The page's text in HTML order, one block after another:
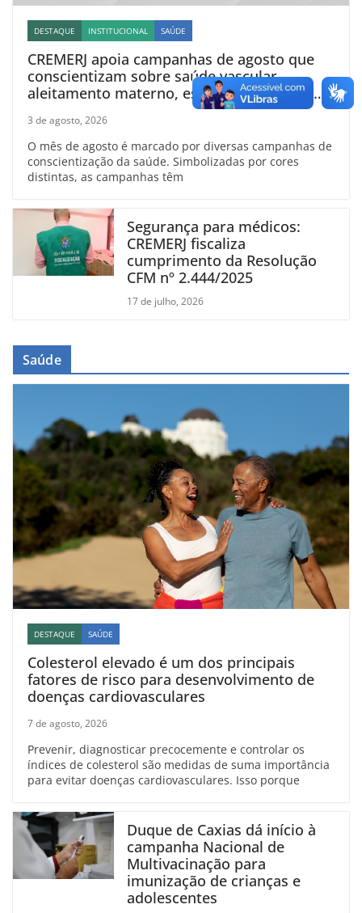
DESTAQUE INSTITUCIONAL SAÚDE
CREMERJ apoia campanhas de agosto que
conscientizam sobre saúde vascular,
aleitamento materno, esclerose múltipla e
3 de agosto, 2026
O mês de agosto é marcado por diversas campanhas de
conscientização da saúde. Simbolizadas por cores
distintas, as campanhas têm
Segurança para médicos:
CREMERJ fiscaliza
cumprimento da Resolução
CFM nº 2.444/2025
17 de julho, 2026
Saúde
DESTAQUE SAÚDE
Colesterol elevado é um dos principais
fatores de risco para desenvolvimento de
doenças cardiovasculares
7 de agosto, 2026
Prevenir, diagnosticar precocemente e controlar os
índices de colesterol são medidas de suma importância
para evitar doenças cardiovasculares. Isso porque
Duque de Caxias dá início à
campanha Nacional de
Multivacinação para
imunização de crianças e
adolescentes